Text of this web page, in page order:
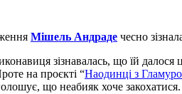
Мішель Андраде чесно
зізнавалась, що їй далося
на проєкті “Наодинці з
що неабияк хоче закохатися.